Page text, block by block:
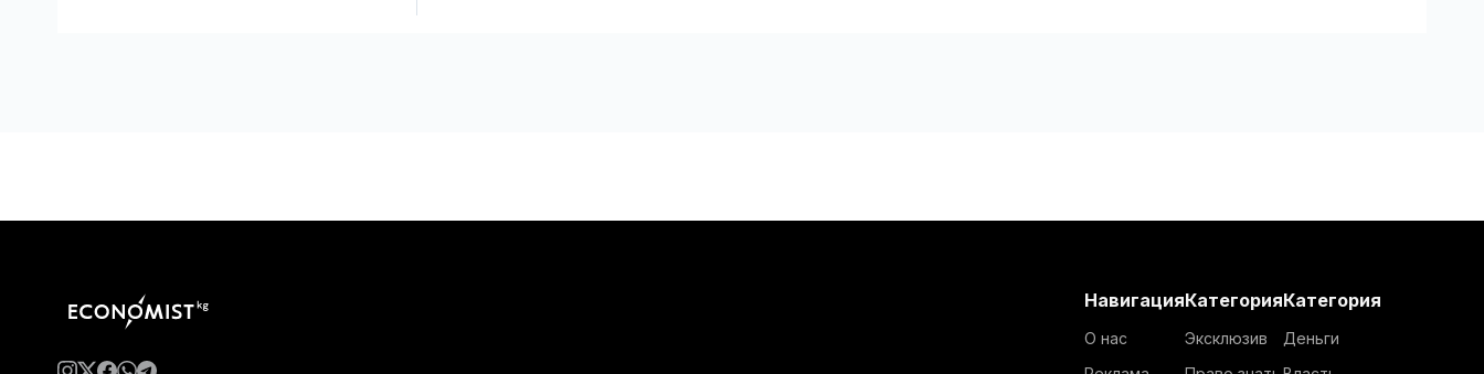
Навигация
О нас
Категория
Эксклюзив
Категория
Деньги